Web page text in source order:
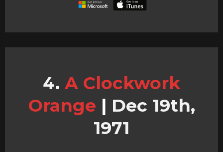
A Clockwork
Orange | Dec 19th,
1971